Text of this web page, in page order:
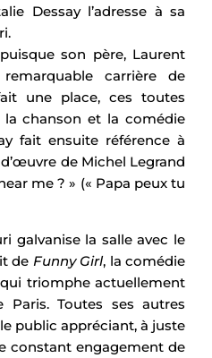
Dessay l’adresse à sa
son père, Laurent
carrière de
une place, ces toutes
la chanson et la comédie
fait ensuite référence à
de Michel Legrand
me ? » (« Papa peux tu
galvanise la salle avec le
de Funny Girl, la comédie
triomphe actuellement
Paris. Toutes ses autres
public appréciant, à juste
constant engagement de